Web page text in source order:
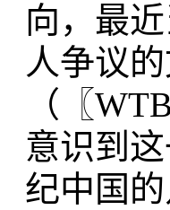
向，最
人争议
（〖
意识到
纪中国